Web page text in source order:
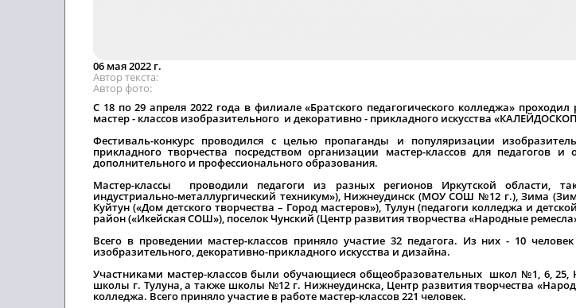
06 мая 2022 г.
Автор текста
Автор фото
С 18 по 29 апреля 2022 года в филиале «Братского педагогического колледжа»
мастер - классов изобразительного и декоративно - прикладного искусства
Фестиваль-конкурс проводился с целью пропаганды и популяризации
прикладного творчества посредством организации мастер-классов для педагогов
дополнительного и профессионального образования.
Мастер-классы проводили педагоги из разных регионов Иркутской области,
индустриально-металлургический техникум»), Нижнеудинск (МОУ СОШ №12 г.), Зима
Куйтун («Дом детского творчества – Город мастеров»), Тулун (педагоги колледжа и
район («Икейская СОШ»), поселок Чунский (Центр развития творчества «Народные
Всего в проведении мастер-классов приняло участие 32 педагога. Из них - 10
изобразительного, декоративно-прикладного искусства и дизайна.
Участниками мастер-классов были обучающиеся общеобразовательных школ №1, 6, 25,
школы г. Тулуна, а также школы №12 г. Нижнеудинска, Центр развития творчества
колледжа. Всего приняло участие в работе мастер-классов 221 человек.